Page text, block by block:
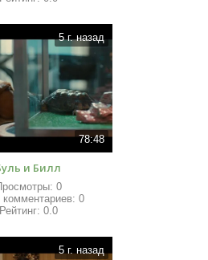
5 г. назад
78:48
и Билл
0
комментариев: 0
Рейтинг: 0.0
5 г. назад